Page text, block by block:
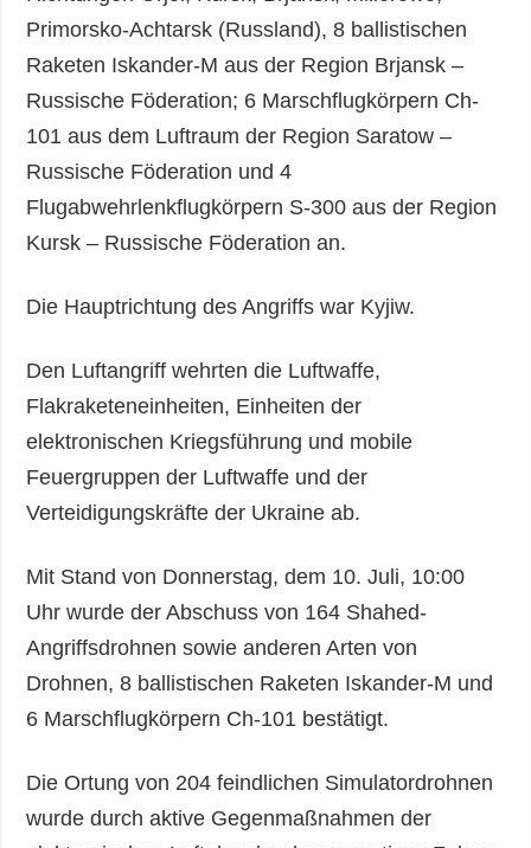
Primorsko-Achtarsk (Russland), 8 ballistischen
Raketen Iskander-M aus der Region Brjansk –
Russische Föderation; 6 Marschflugkörpern Ch-
101 aus dem Luftraum der Region Saratow –
Russische Föderation und 4
Flugabwehrlenkflugkörpern S-300 aus der Region
Kursk – Russische Föderation an.
Die Hauptrichtung des Angriffs war Kyjiw.
Den Luftangriff wehrten die Luftwaffe,
Flakraketeneinheiten, Einheiten der
elektronischen Kriegsführung und mobile
Feuergruppen der Luftwaffe und der
Verteidigungskräfte der Ukraine ab.
Mit Stand von Donnerstag, dem 10. Juli, 10:00
Uhr wurde der Abschuss von 164 Shahed-
Angriffsdrohnen sowie anderen Arten von
Drohnen, 8 ballistischen Raketen Iskander-M und
6 Marschflugkörpern Ch-101 bestätigt.
Die Ortung von 204 feindlichen Simulatordrohnen
wurde durch aktive Gegenmaßnahmen der